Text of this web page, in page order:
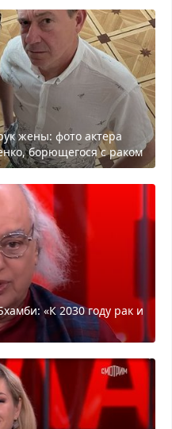
жены: фото актера
борющегося с раком
«К 2030 году рак и